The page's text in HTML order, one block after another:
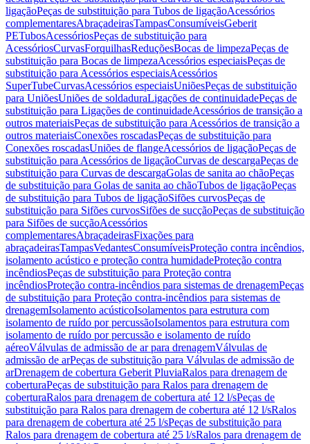
ligaçãoPeças de substituição para Tubos de ligaçãoAcessórios
complementaresAbraçadeirasTampasConsumíveisGeberit
PETubosAcessóriosPeças de substituição para
AcessóriosCurvasForquilhasReduçõesBocas de limpezaPeças de
substituição para Bocas de limpezaAcessórios especiaisPeças de
substituição para Acessórios especiaisAcessórios
SuperTubeCurvasAcessórios especiaisUniõesPeças de substituição
para UniõesUniões de soldaduraLigações de continuidadePeças de
substituição para Ligações de continuidadeAcessórios de transição a
outros materiaisPeças de substituição para Acessórios de transição a
outros materiaisConexões roscadasPeças de substituição para
Conexões roscadasUniões de flangeAcessórios de ligaçãoPeças de
substituição para Acessórios de ligaçãoCurvas de descargaPeças de
substituição para Curvas de descargaGolas de sanita ao chãoPeças
de substituição para Golas de sanita ao chãoTubos de ligaçãoPeças
de substituição para Tubos de ligaçãoSifões curvosPeças de
substituição para Sifões curvosSifões de sucçãoPeças de substituição
para Sifões de sucçãoAcessórios
complementaresAbraçadeirasFixações para
abraçadeirasTampasVedantesConsumíveisProteção contra incêndios,
isolamento acústico e proteção contra humidadeProteção contra
incêndiosPeças de substituição para Proteção contra
incêndiosProteção contra-incêndios para sistemas de drenagemPeças
de substituição para Proteção contra-incêndios para sistemas de
drenagemIsolamento acústicoIsolamentos para estrutura com
isolamento de ruído por percussãoIsolamentos para estrutura com
isolamento de ruído por percussão e isolamento de ruído
aéreoVálvulas de admissão de ar para drenagemVálvulas de
admissão de arPeças de substituição para Válvulas de admissão de
arDrenagem de cobertura Geberit PluviaRalos para drenagem de
coberturaPeças de substituição para Ralos para drenagem de
coberturaRalos para drenagem de cobertura até 12 l/sPeças de
substituição para Ralos para drenagem de cobertura até 12 l/sRalos
para drenagem de cobertura até 25 l/sPeças de substituição para
Ralos para drenagem de cobertura até 25 l/sRalos para drenagem de